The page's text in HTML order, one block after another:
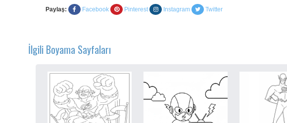
Paylaş: Facebook Pinterest Instagram Twitter
İlgili Boyama Sayfaları